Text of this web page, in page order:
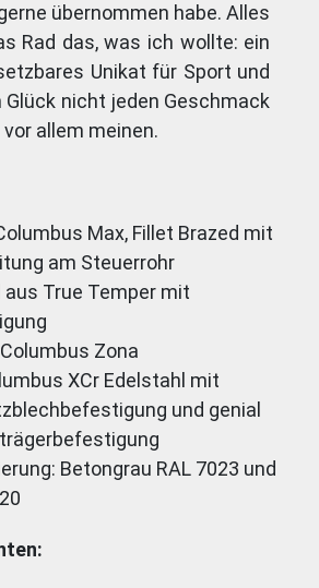
übernommen habe. Alles
Rad das, was ich wollte: ein
Unikat für Sport und
Glück nicht jeden Geschmack
allem meinen.
Max, Fillet Brazed mit
am Steuerrohr
True Temper mit
Zona
XCr Edelstahl mit
und genial
Betongrau RAL 7023 und